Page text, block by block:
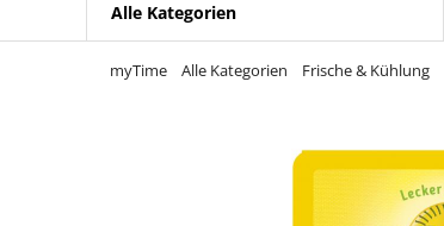
Alle Kategorien
myTime Alle Kategorien Frische & Kühlung